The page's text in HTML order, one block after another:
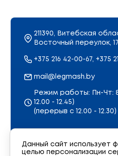
211390, Витебская
Восточный переулок, 17
+375 216 42-00-67, +375
mail@legmash.by
Режим работы: Пн-Чт:
12.00 - 12.45) Пт:
(перерыв с 12.00 - 12.30)
Обратная связь
Данный сайт использует
целью персонализации